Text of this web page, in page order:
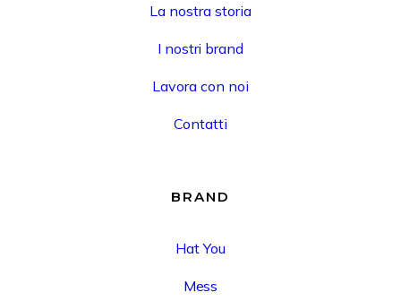
La nostra storia
I nostri brand
Lavora con noi
Contatti
BRAND
Hat You
Mess